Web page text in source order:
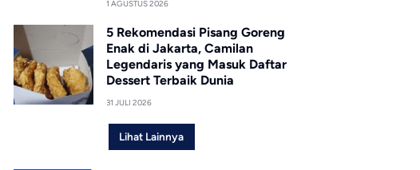
1 AGUSTUS 2026
5 Rekomendasi Pisang Goreng
Enak di Jakarta, Camilan
Legendaris yang Masuk Daftar
Dessert Terbaik Dunia
31 JULI 2026
Lihat Lainnya